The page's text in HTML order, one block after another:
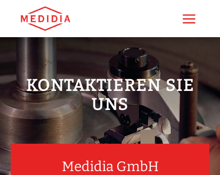
a
KONTAKTIEREN SIE
UNS
Medidia GmbH